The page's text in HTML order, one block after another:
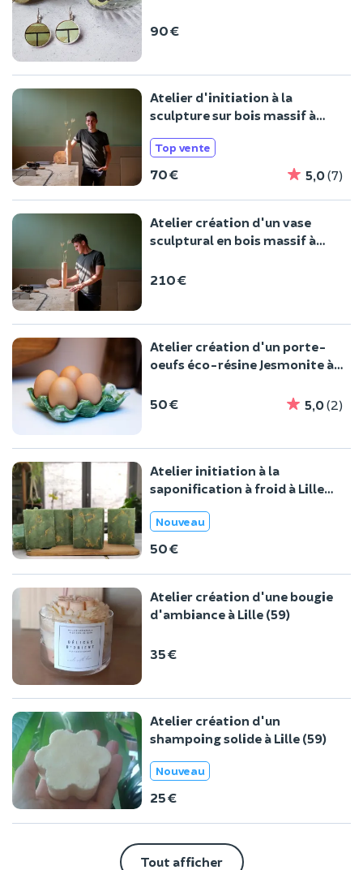
90 €
Atelier d'initiation à la
sculpture sur bois massif à
Top vente
70 € 5,0(7)
Atelier création d'un vase
sculptural en bois massif à
210 €
Atelier création d'un porte-
oeufs éco-résine Jesmonite à
50 € 5,0(2)
Atelier initiation à la
saponification à froid à Lille
Nouveau
50 €
Atelier création d'une bougie
d'ambiance à Lille (59)
35 €
Atelier création d'un
shampoing solide à Lille (59)
Nouveau
25 €
Tout afficher